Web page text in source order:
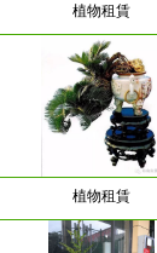
植物租賃
植物租賃